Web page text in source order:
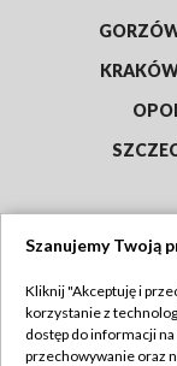
Abonament
Szanujemy Twoją
Kliknij "Akceptuję i
korzystanie z
dostęp do informacji
przechowywanie oraz